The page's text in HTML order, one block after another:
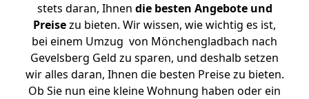
stets daran, Ihnen die besten Angebote und
Preisezu bieten. Wir wissen, wie wichtig es ist,
bei einem Umzug von Mönchengladbach nach
Gevelsberg Geld zu sparen, und deshalb setzen
wir alles daran, Ihnen die besten Preise zu bieten.
Ob Sie nun eine kleine Wohnung haben oder ein